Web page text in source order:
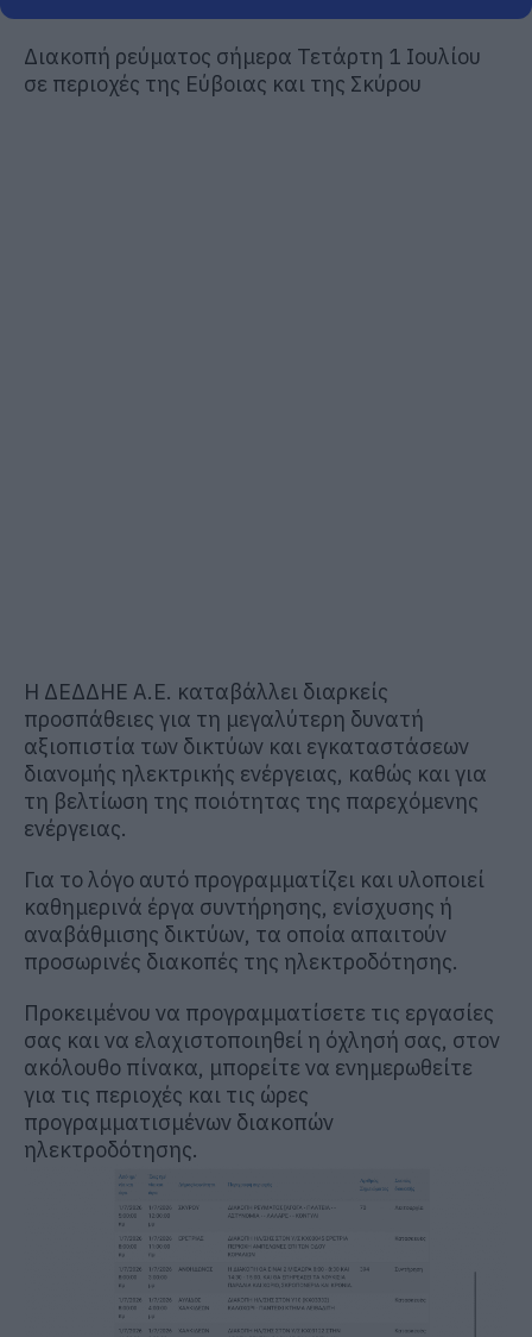
Διακοπή ρεύματος σήμερα Τετάρτη 1 Ιουλίου
σε περιοχές της Εύβοιας και της Σκύρου
H ΔΕΔΔΗΕ Α.Ε. καταβάλλει διαρκείς
προσπάθειες για τη μεγαλύτερη δυνατή
αξιοπιστία των δικτύων και εγκαταστάσεων
διανομής ηλεκτρικής ενέργειας, καθώς και για
τη βελτίωση της ποιότητας της παρεχόμενης
ενέργειας.
Για το λόγο αυτό προγραμματίζει και υλοποιεί
καθημερινά έργα συντήρησης, ενίσχυσης ή
αναβάθμισης δικτύων, τα οποία απαιτούν
προσωρινές διακοπές της ηλεκτροδότησης.
Προκειμένου να προγραμματίσετε τις εργασίες
σας και να ελαχιστοποιηθεί η όχλησή σας, στον
ακόλουθο πίνακα, μπορείτε να ενημερωθείτε
για τις περιοχές και τις ώρες
προγραμματισμένων διακοπών
ηλεκτροδότησης.